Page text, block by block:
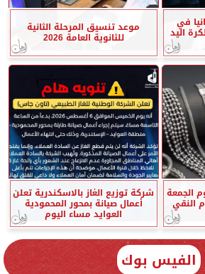
في
اليد موعد تنسيق المرحلة الثانية
للثانوية العامة 2026
الجمعة
النقي
شركة توزيع الغاز بالاسكندرية تعلن
أعمال صيانة بمحور المحمودية
العوايد مساء اليوم
الفيس بوك